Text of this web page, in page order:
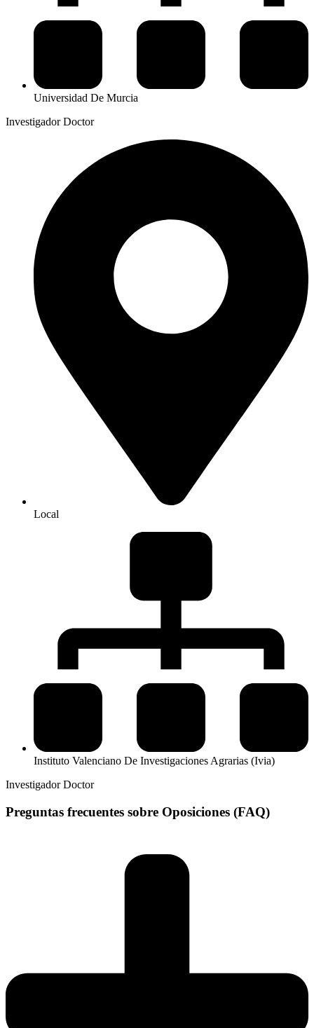
Universidad De Murcia
Investigador Doctor
Local
Instituto Valenciano De Investigaciones Agrarias (Ivia)
Investigador Doctor
Preguntas frecuentes sobre Oposiciones (FAQ)